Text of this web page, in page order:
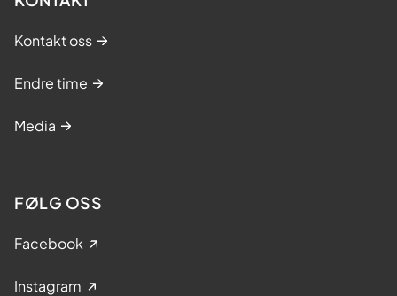
Kontakt oss
Endre time
Media
FØLG OSS
Facebook
Instagram